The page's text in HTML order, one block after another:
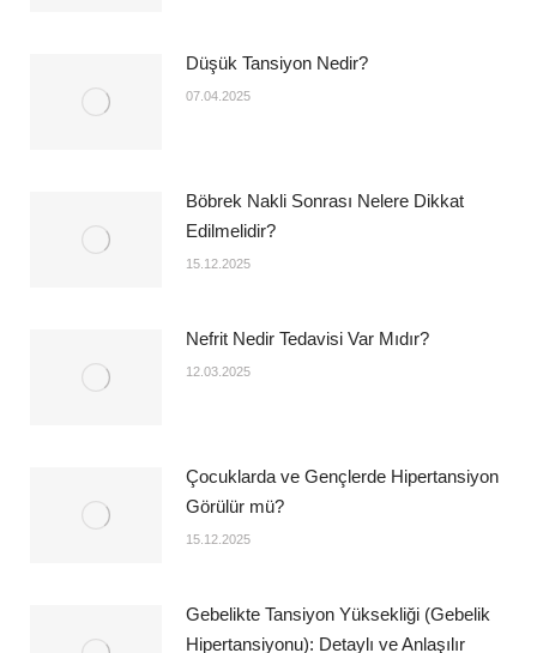
Düşük Tansiyon Nedir?
07.04.2025
Böbrek Nakli Sonrası Nelere Dikkat
Edilmelidir?
15.12.2025
Nefrit Nedir Tedavisi Var Mıdır?
12.03.2025
Çocuklarda ve Gençlerde Hipertansiyon
Görülür mü?
15.12.2025
Gebelikte Tansiyon Yüksekliği (Gebelik
Hipertansiyonu): Detaylı ve Anlaşılır